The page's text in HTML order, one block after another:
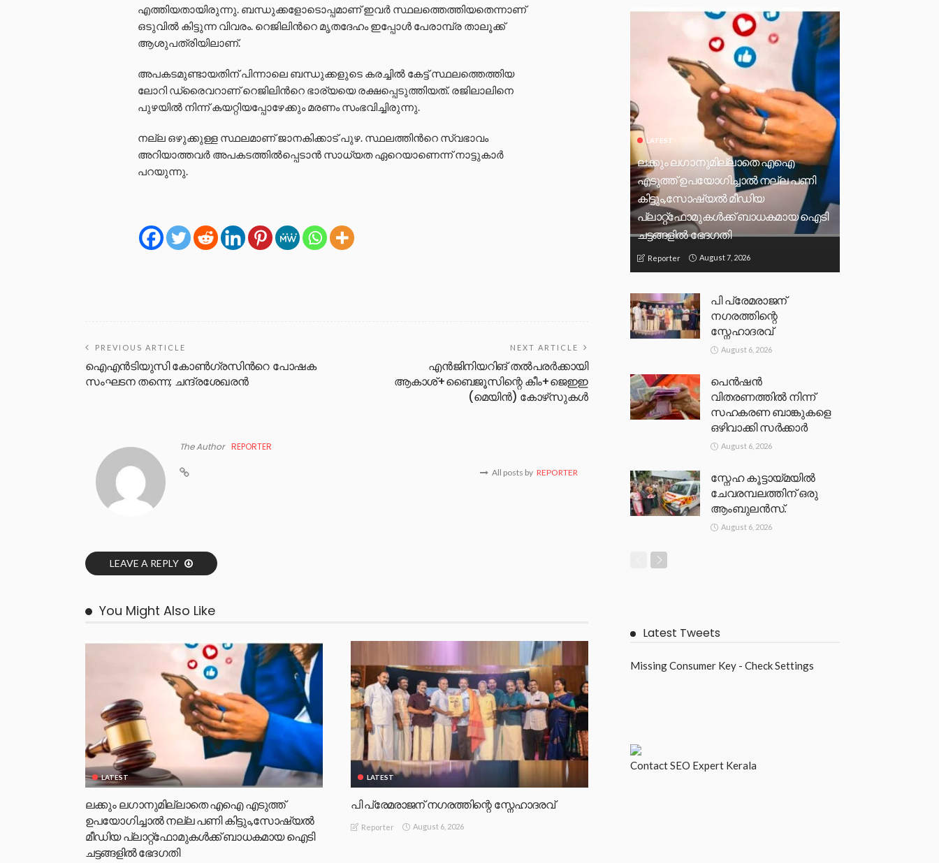
എത്തിയതായിരുന്നു. ബന്ധുക്കളോടൊപ്പമാണ് ഇവർ സ്ഥലത്തെത്തിയതെന്നാണ്
ഒടുവിൽ കിട്ടുന്ന വിവരം. റെജിലിന്‍റെ മൃതദേഹം ഇപ്പോൾ പേരാമ്പ്ര താലൂക്ക്
ആശുപത്രിയിലാണ്.
അപകടമുണ്ടായതിന് പിന്നാലെ ബന്ധുക്കളുടെ കരച്ചിൽ കേട്ട് സ്ഥലത്തെത്തിയ
ലോറി ഡ്രൈവറാണ് റെജിലിന്‍റെ ഭാര്യയെ രക്ഷപ്പെടുത്തിയത്. രജിലാലിനെ
പുഴയിൽ നിന്ന് കയറ്റിയപ്പോഴേക്കും മരണം സംഭവിച്ചിരുന്നു.
നല്ല ഒഴുക്കുള്ള സ്ഥലമാണ് ജാനകിക്കാട് പുഴ. സ്ഥലത്തിന്‍റെ സ്വഭാവം
അറിയാത്തവർ അപകടത്തിൽപ്പെടാൻ സാധ്യത ഏറെയാണെന്ന് നാട്ടുകാർ
പറയുന്നു.
PREVIOUS ARTICLE
ഐഎൻടിയുസി കോൺഗ്രസിന്‍റെ പോഷക
സംഘടന തന്നെ; ചന്ദ്രശേഖരൻ
NEXT ARTICLE
എന്‍ജിനിയറിങ് തല്‍പരര്‍ക്കായി
ആകാശ്+ബൈജൂസിന്റെ കീം+ജെഇഇ
(മെയിന്‍) കോഴ്‌സുകള്‍
The Author REPORTER
All posts by REPORTER
LEAVE A REPLY
You Might Also Like
LATEST
ലക്കും ലഗാനുമില്ലാതെ എഐ എടുത്ത്
ഉപയോഗിച്ചാല്‍ നല്ല പണി കിട്ടും,സോഷ്യല്‍
മീഡിയ പ്ലാറ്റ്‌ഫോമുകള്‍ക്ക് ബാധകമായ ഐടി
ചട്ടങ്ങളില്‍ ഭേദഗതി
LATEST
പി പ്രേമരാജന് നഗരത്തിന്റെ സ്നേഹാദരവ്
Reporter August 6, 2026
LATEST
ലക്കും ലഗാനുമില്ലാതെ എഐ
എടുത്ത് ഉപയോഗിച്ചാല്‍ നല്ല പണി
കിട്ടും,സോഷ്യല്‍ മീഡിയ
പ്ലാറ്റ്‌ഫോമുകള്‍ക്ക് ബാധകമായ ഐടി
ചട്ടങ്ങളില്‍ ഭേദഗതി
Reporter August 7, 2026
പി പ്രേമരാജന്
നഗരത്തിന്റെ
സ്നേഹാദരവ്
August 6, 2026
പെൻഷൻ
വിതരണത്തിൽ നിന്ന്
സഹകരണ ബാങ്കുകളെ
ഒഴിവാക്കി സർക്കാർ
August 6, 2026
സ്നേഹ കൂട്ടായ്മയിൽ
ചേവരമ്പലത്തിന് ഒരു
ആംബുലൻസ്.
August 6, 2026
Latest Tweets
Missing Consumer Key - Check Settings
ContactSEO Expert Kerala